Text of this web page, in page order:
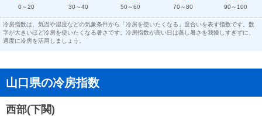
0～20 30～40 50～60 70～80 90～100
冷房指数は、気温や湿度などの気象条件から「冷房を使いたくなる」度合いを表す指数です。数
字が大きいほど冷房を使いたくなる暑さです。冷房指数が高い日は蒸し暑さを我慢しすぎずに、
適度に冷房を活用しましょう。
山口県の冷房指数
西部(下関)